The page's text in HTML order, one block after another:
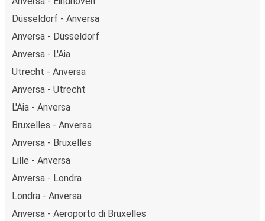
Düsseldorf - Anversa
Anversa - Düsseldorf
Anversa - L'Aia
Utrecht - Anversa
Anversa - Utrecht
L'Aia - Anversa
Bruxelles - Anversa
Anversa - Bruxelles
Lille - Anversa
Anversa - Londra
Londra - Anversa
Anversa - Aeroporto di Bruxelles